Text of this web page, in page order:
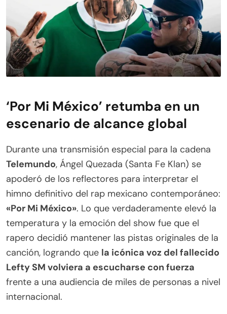
‘Por Mi México’ retumba en un
escenario de alcance global
Durante una transmisión especial para la cadena
Telemundo, Ángel Quezada (Santa Fe Klan) se
apoderó de los reflectores para interpretar el
himno definitivo del rap mexicano contemporáneo:
«Por Mi México». Lo que verdaderamente elevó la
temperatura y la emoción del show fue que el
rapero decidió mantener las pistas originales de la
canción, logrando que la icónica voz del fallecido
Lefty SM volviera a escucharse con fuerza
frente a una audiencia de miles de personas a nivel
internacional.